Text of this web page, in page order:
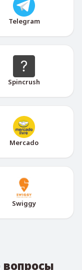
Telegram
Spincrush
Mercado
Swiggy